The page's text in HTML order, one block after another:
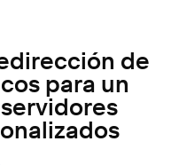
de
para un